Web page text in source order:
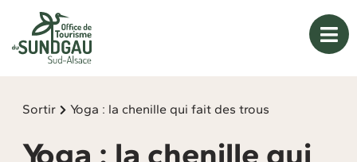
Sortir Yoga : la chenille qui fait des trous
Yoga : la chenille qui
Panneau de gestion des cookies